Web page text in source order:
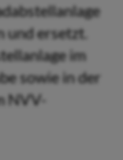
und ersetzt.
im
sowie in der
NVV-